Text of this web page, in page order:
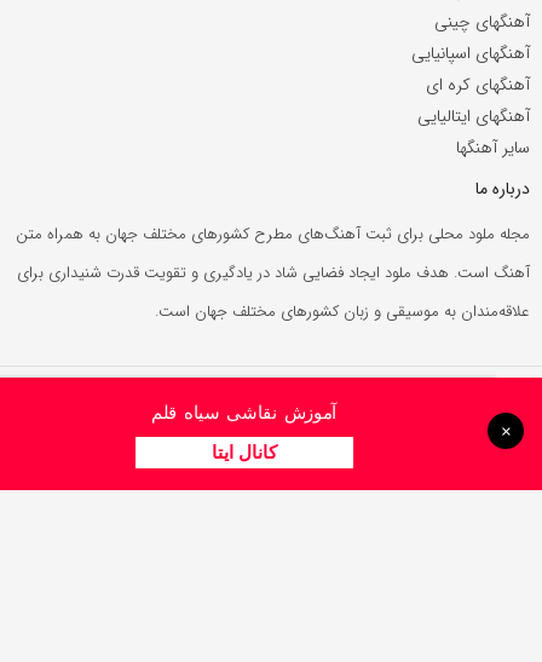
آهنگهای چینی
آهنگهای اسپانیایی
آهنگهای کره ای
آهنگهای ایتالیایی
سایر آهنگها
درباره ما
مجله ملود محلی برای ثبت آهنگ‌های مطرح کشورهای مختلف جهان به همراه متن
آهنگ است. هدف ملود ایجاد فضایی شاد در یادگیری و تقویت قدرت شنیداری برای
علاقه‌مندان به موسیقی و زبان کشورهای مختلف جهان است.
© کپی بخش یا کل هر کدام از مطالب ملود با ذکر مرجع و لینک به آن بلامانع است.
آموزش نقاشی سیاه قلم
کانال ایتا
×